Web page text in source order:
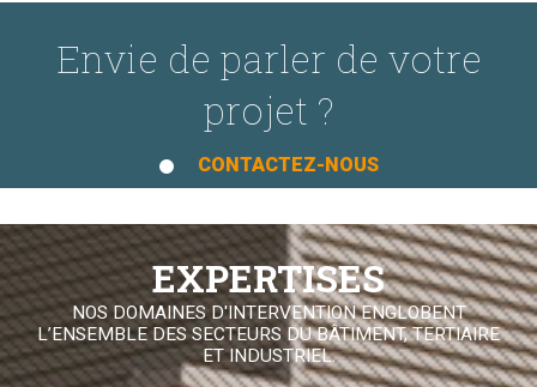
Envie de parler de votre
projet ?
CONTACTEZ-NOUS
EXPERTISES
NOS DOMAINES D'INTERVENTION ENGLOBENT
L’ENSEMBLE DES SECTEURS DU BÂTIMENT, TERTIAIRE
ET INDUSTRIEL.